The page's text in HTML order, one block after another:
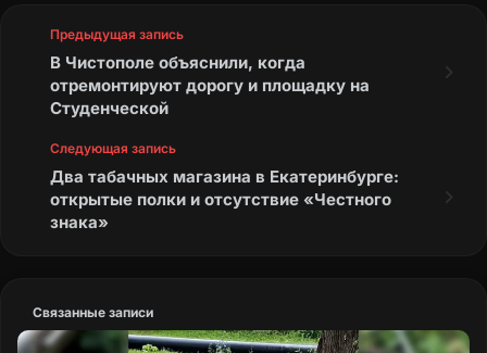
Предыдущая запись
В Чистополе объяснили, когда
отремонтируют дорогу и площадку на
Студенческой
Следующая запись
Два табачных магазина в Екатеринбурге:
открытые полки и отсутствие «Честного
знака»
Связанные записи